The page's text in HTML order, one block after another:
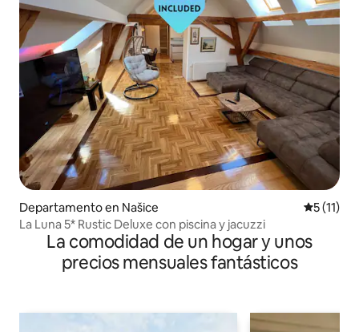
Departamento en Našice
5 (11)
La Luna 5* Rustic Deluxe con piscina y jacuzzi
La comodidad de un hogar y unos
precios mensuales fantásticos